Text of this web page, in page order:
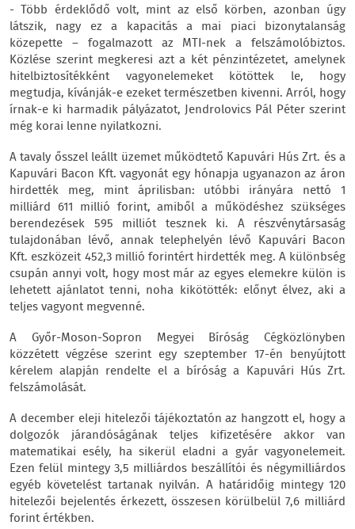
- Több érdeklődő volt, mint az első körben, azonban úgy
látszik, nagy ez a kapacitás a mai piaci bizonytalanság
közepette – fogalmazott az MTI-nek a felszámolóbiztos.
Közlése szerint megkeresi azt a két pénzintézetet, amelynek
hitelbiztosítékként vagyonelemeket kötöttek le, hogy
megtudja, kívánják-e ezeket természetben kivenni. Arról, hogy
írnak-e ki harmadik pályázatot, Jendrolovics Pál Péter szerint
még korai lenne nyilatkozni.
A tavaly ősszel leállt üzemet működtető Kapuvári Hús Zrt. és a
Kapuvári Bacon Kft. vagyonát egy hónapja ugyanazon az áron
hirdették meg, mint áprilisban: utóbbi irányára nettó 1
milliárd 611 millió forint, amiből a működéshez szükséges
berendezések 595 milliót tesznek ki. A részvénytársaság
tulajdonában lévő, annak telephelyén lévő Kapuvári Bacon
Kft. eszközeit 452,3 millió forintért hirdették meg. A különbség
csupán annyi volt, hogy most már az egyes elemekre külön is
lehetett ajánlatot tenni, noha kikötötték: előnyt élvez, aki a
teljes vagyont megvenné.
A Győr-Moson-Sopron Megyei Bíróság Cégközlönyben
közzétett végzése szerint egy szeptember 17-én benyújtott
kérelem alapján rendelte el a bíróság a Kapuvári Hús Zrt.
felszámolását.
A december eleji hitelezői tájékoztatón az hangzott el, hogy a
dolgozók járandóságának teljes kifizetésére akkor van
matematikai esély, ha sikerül eladni a gyár vagyonelemeit.
Ezen felül mintegy 3,5 milliárdos beszállítói és négymilliárdos
egyéb követelést tartanak nyilván. A határidőig mintegy 120
hitelezői bejelentés érkezett, összesen körülbelül 7,6 milliárd
forint értékben.